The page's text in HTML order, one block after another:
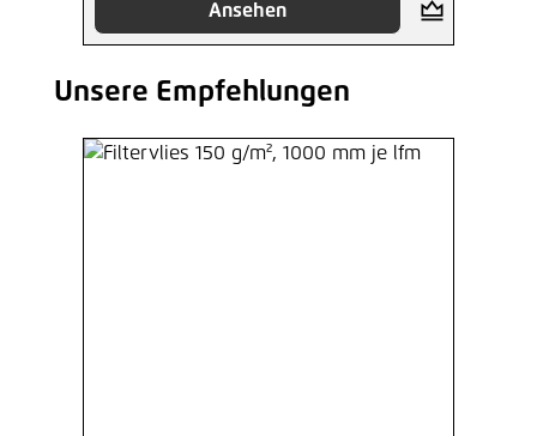
Ansehen
Produktgalerie überspringen
Unsere Empfehlungen